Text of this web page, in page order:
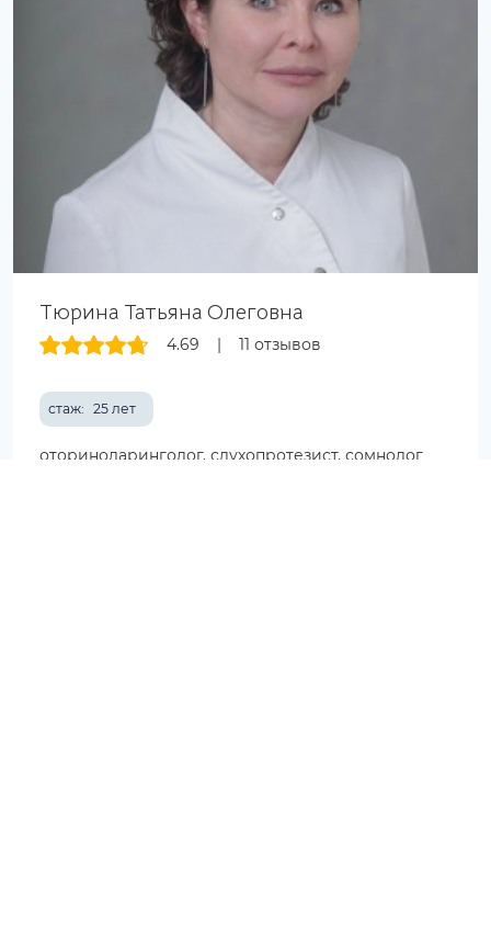
Тюрина Татьяна Олеговна
4.69 | 11 отзывов
стаж: 25 лет
оториноларинголог, слухопротезист, сомнолог